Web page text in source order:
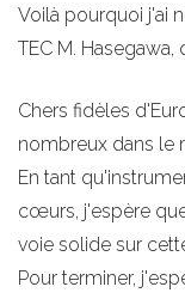
Voilà pourquoi j'ai
TEC M.
Chers fidèles
nombreux dans le
En tant
cœurs, j'espère
voie solide sur
Pour terminer,